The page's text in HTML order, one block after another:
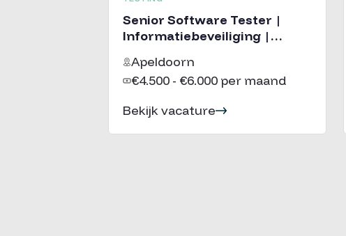
Senior Software Tester |
Informatiebeveiliging |
Apeldoorn
€4.500 - €6.000 per maand
Bekijk vacature